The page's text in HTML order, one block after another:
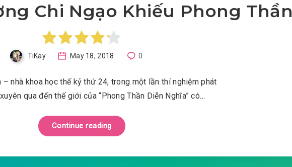
Chi Ngạo Khiếu Phong Thần
TiKay May 18, 2018 0
– nhà khoa học thế kỷ thứ 24, trong một lần thí nghiệm phát
qua đến thế giới của “Phong Thần Diễn Nghĩa” có…
Continue reading